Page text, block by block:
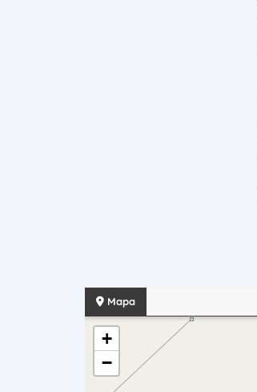
Mapa
+
−